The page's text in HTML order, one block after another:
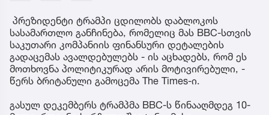
პრეზიდენტი ტრამპი ცდილობს დაბლოკოს
სასამართლო განჩინება, რომელიც მას BBC-სთვის
საკუთარი კომპანიის ფინანსური დეტალების
გადაცემას ავალდებულებს - ის აცხადებს, რომ ეს
მოთხოვნა პოლიტიკურად არის მოტივირებული, -
წერს ბრიტანული გამოცემა The Times-ი.
გასულ დეკემბერს ტრამპმა BBC-ს წინააღმდეგ 10-